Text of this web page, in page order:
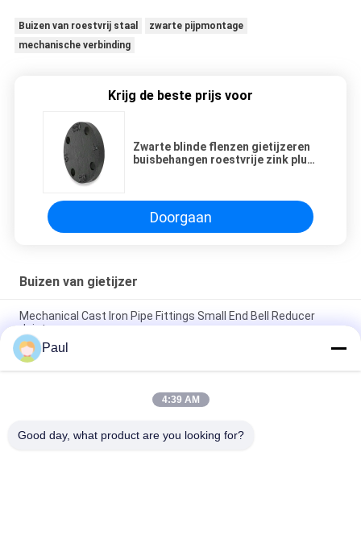
Buizen van roestvrij staal
zwarte pijpmontage
mechanische verbinding
Krijg de beste prijs voor
Zwarte blinde flenzen gietijzeren
buisbehangen roestvrije zink plus
Doorgaan
Buizen van gietijzer
Mechanical Cast Iron Pipe Fittings Small End Bell Reducer
Joint
Bitumenverf Gietijzeren buisbevestigingen Korte lichaam Solid
Plug MJ Solid Cap
Zwarte schilderkunst gietijzeren buisbevestigingen buigzaam
Paul
4:39 AM
Good day, what product are you looking for?